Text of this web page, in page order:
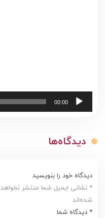
00:00
دیدگاه‌ها
دیدگاه خود را بنویسید
* نشانی ایمیل شما منتشر
شده‌اند
* دیدگاه شما